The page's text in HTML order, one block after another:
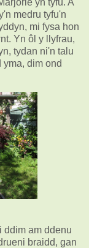
yn tyfu. A
medru tyfu'n
mi fysa hon
Yn ôl y llyfrau,
tydan ni'n talu
dim ond
ddim am ddenu
braidd, gan